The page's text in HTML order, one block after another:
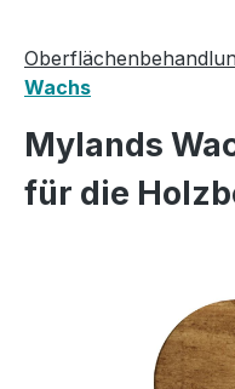
Wachs
Mylands
für die